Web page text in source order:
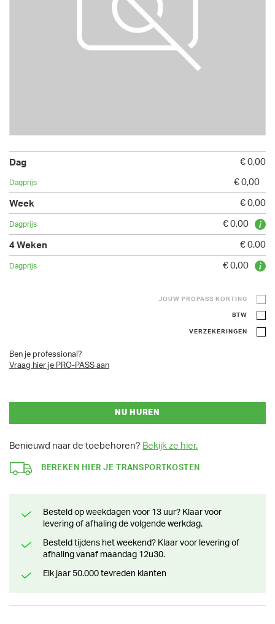
€ 0,00
€ 0,00
€ 0,00
€ 0,00
€ 0,00
€ 0,00
JOUW PROPASS KORTING
BTW
VERZEKERINGEN
Ben je professional?
Vraag hier je PRO-PASS aan
NU HUREN
Benieuwd naar de toebehoren? Bekijk ze hier.
BEREKEN HIER JE TRANSPORTKOSTEN
Besteld op weekdagen voor 13 uur? Klaar voor
levering of afhaling de volgende werkdag.
Besteld tijdens het weekend? Klaar voor levering of
afhaling vanaf maandag 12u30.
Elk jaar 50.000 tevreden klanten